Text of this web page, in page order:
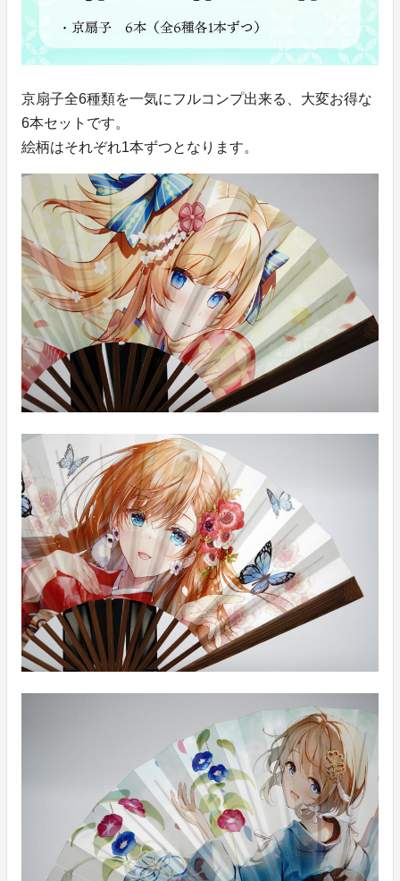
京扇子全6種類を一気にフルコンプ出来る、大変お得な
6本セットです。
絵柄はそれぞれ1本ずつとなります。